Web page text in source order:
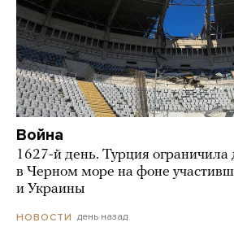
Война
1627-й день. Турция ограничила
в Черном море на фоне
и Украины
НОВОСТИ день назад